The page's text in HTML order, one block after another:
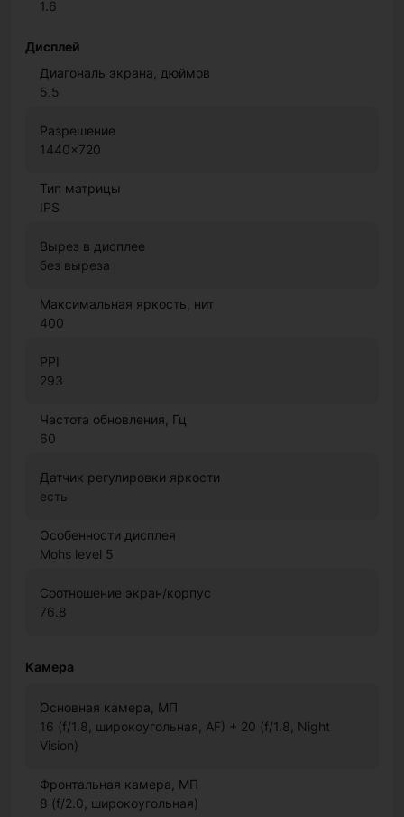
1.6
Дисплей
Диагональ экрана, дюймов
5.5
Разрешение
1440x720
Тип матрицы
IPS
Вырез в дисплее
без выреза
Максимальная яркость, нит
400
PPI
293
Частота обновления, Гц
60
Датчик регулировки яркости
есть
Особенности дисплея
Mohs level 5
Соотношение экран/корпус
76.8
Камера
Основная камера, МП
16 (f/1.8, широкоугольная, AF) + 20 (f/1.8, Night
Vision)
Фронтальная камера, МП
8 (f/2.0, широкоугольная)